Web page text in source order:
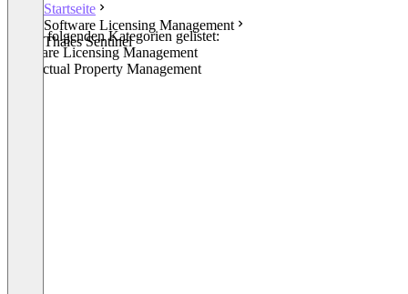
Startseite
Software Licensing Management
Thales Sentinel
In den folgenden Kategorien gelistet:
Software Licensing Management
Intellectual Property Management